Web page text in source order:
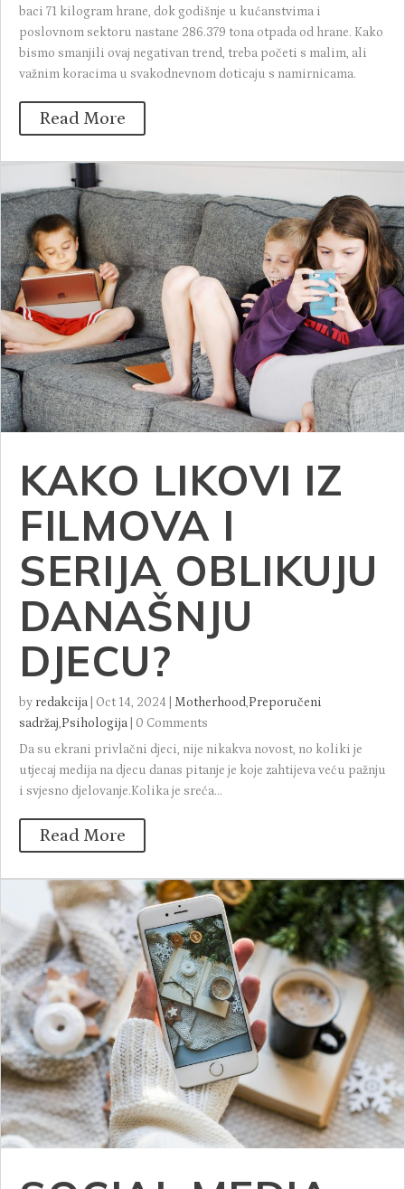
baci 71 kilogram hrane, dok godišnje u kućanstvima i
poslovnom sektoru nastane 286.379 tona otpada od hrane. Kako
bismo smanjili ovaj negativan trend, treba početi s malim, ali
važnim koracima u svakodnevnom doticaju s namirnicama.
Read More
KAKO LIKOVI IZ
FILMOVA I
SERIJA OBLIKUJU
DANAŠNJU
DJECU?
by redakcija Oct 14, 2024 Motherhood,Preporučeni
sadržaj,Psihologija
0 Comments
Da su ekrani privlačni djeci, nije nikakva novost, no koliki je
utjecaj medija na djecu danas pitanje je koje zahtijeva veću pažnju
i svjesno djelovanje.Kolika je sreća...
Read More